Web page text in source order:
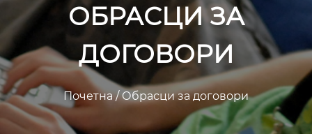
ОБРАСЦИ ЗА
ДОГОВОРИ
Почетна/Обрасци за договори